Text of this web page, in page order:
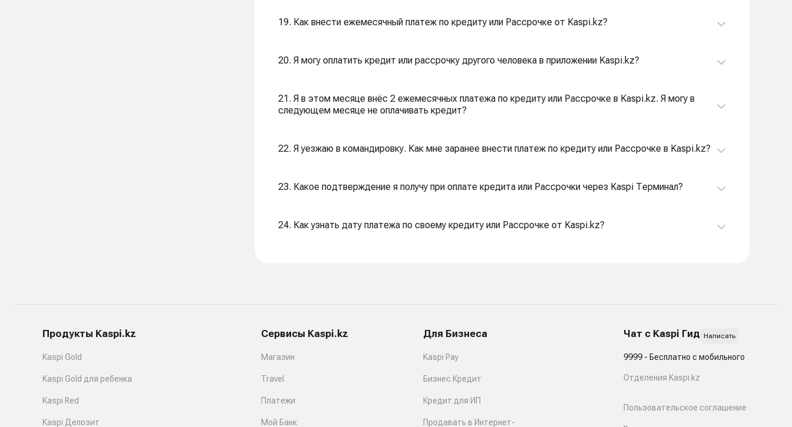
19. Как внести ежемесячный платеж по кредиту или Рассрочке от Kaspi.kz?
20. Я могу оплатить кредит или рассрочку другого человека в приложении Kaspi.kz?
21. Я в этом месяце внёс 2 ежемесячных платежа по кредиту или Рассрочке в Kaspi.kz. Я могу в
следующем месяце не оплачивать кредит?
22. Я уезжаю в командировку. Как мне заранее внести платеж по кредиту или Рассрочке в Kaspi.kz?
23. Какое подтверждение я получу при оплате кредита или Рассрочки через Kaspi Терминал?
24. Как узнать дату платежа по своему кредиту или Раcсрочке от Kaspi.kz?
Продукты Kaspi.kz
Kaspi Gold
Kaspi Gold для ребенка
Kaspi Red
Kaspi Депозит
Сервисы Kaspi.kz
Магазин
Travel
Платежи
Мой Банк
Для Бизнеса
Kaspi Pay
Бизнес Кредит
Кредит для ИП
Продавать в Интернет-
Чат с Kaspi Гид Написать
9999 - Бесплатно с мобильного
Отделения Kaspi.kz
Пользовательское соглашение